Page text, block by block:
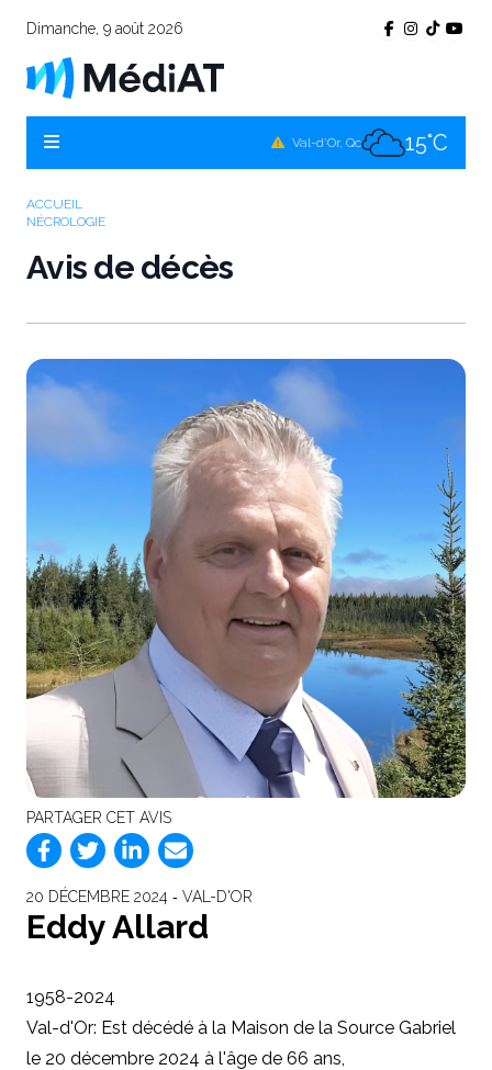
Dimanche, 9 août 2026
Val-d'Or, Qc 15°C
ACCUEIL
NÉCROLOGIE
Avis de décès
PARTAGER CET AVIS
20 DÉCEMBRE 2024 ‐ VAL-D'OR
Eddy Allard
1958-2024
Val-d'Or: Est décédé à la Maison de la Source Gabriel
le 20 décembre 2024 à l'âge de 66 ans,